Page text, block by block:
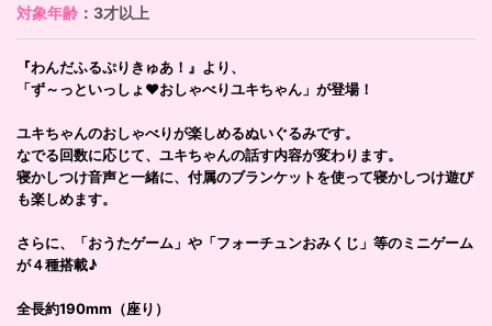
対象年齢 ：3才以上
『わんだふるぷりきゅあ！』より、
「ず～っといっしょ♥おしゃべりユキちゃん」が登場！
ユキちゃんのおしゃべりが楽しめるぬいぐるみです。
なでる回数に応じて、ユキちゃんの話す内容が変わります。
寝かしつけ音声と一緒に、付属のブランケットを使って寝かしつけ遊び
も楽しめます。
さらに、「おうたゲーム」や「フォーチュンおみくじ」等のミニゲーム
が４種搭載♪
全長約190mm（座り）